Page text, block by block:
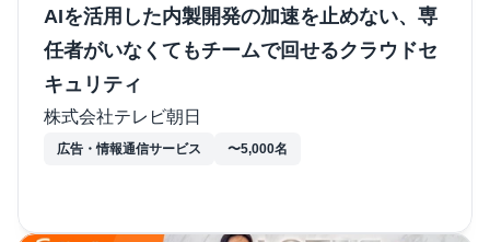
AIを活用した内製開発の加速を止めない、専
任者がいなくてもチームで回せるクラウドセ
キュリティ
株式会社テレビ朝日
広告・情報通信サービス 〜5,000名